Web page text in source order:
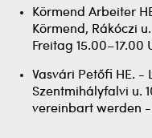
Körmend Arbeiter
Körmend, Rákóczi
Freitag 15.00–17.00
Vasvári Petőfi HE. -
Szentmihályfalvi u.
vereinbart werden -